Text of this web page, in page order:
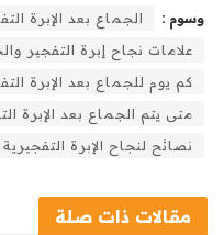
وسوم :
الجماع بعد الإبرة
علامات نجاح إبرة التفجير
كم يوم للجماع بعد الإبرة
متى يتم الجماع بعد الإبرة
نصائح لنجاح الإبرة التفجيرية
مقالات ذات صلة